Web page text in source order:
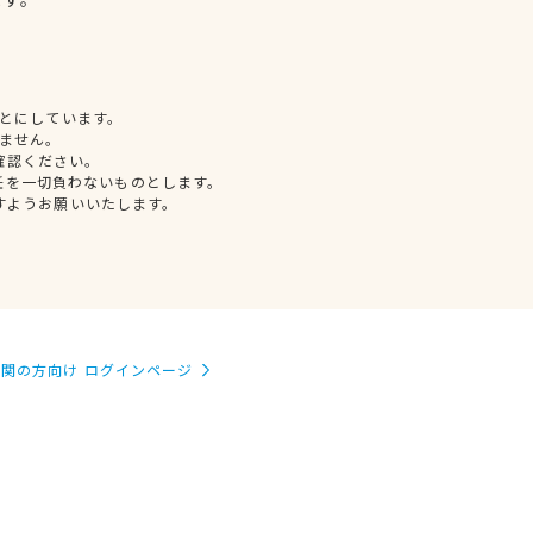
しています。
せん。
ください。
一切負わないものとします。
うお願いいたします。
の方向け ログインページ